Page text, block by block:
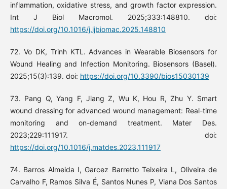
inflammation, oxidative stress, and growth factor expression.
Int J Biol Macromol. 2025;333:148810. doi:
https://doi.org/10.1016/j.ijbiomac.2025.148810
72. Vo DK, Trinh KTL. Advances in Wearable Biosensors for
Wound Healing and Infection Monitoring. Biosensors (Basel).
2025;15(3):139. doi: https://doi.org/10.3390/bios15030139
73. Pang Q, Yang F, Jiang Z, Wu K, Hou R, Zhu Y. Smart
wound dressing for advanced wound management: Real-time
monitoring and on-demand treatment. Mater Des.
2023;229:111917. doi:
https://doi.org/10.1016/j.matdes.2023.111917
74. Barros Almeida I, Garcez Barretto Teixeira L, Oliveira de
Carvalho F, Ramos Silva É, Santos Nunes P, Viana Dos Santos